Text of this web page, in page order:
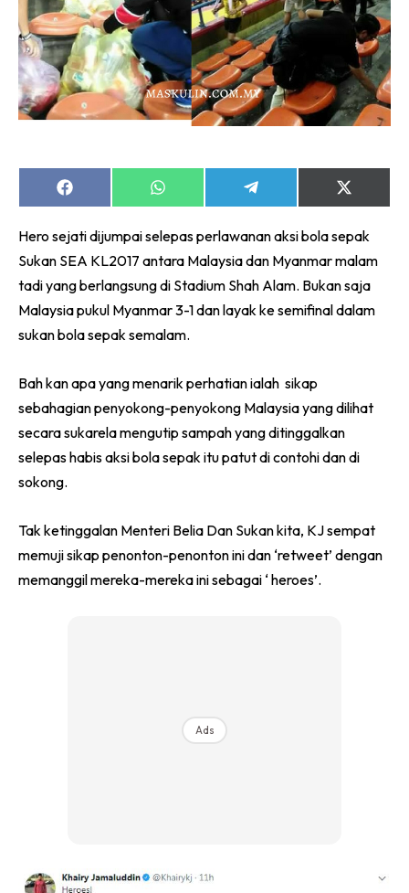
Share
on
Share
on
Share
on
Share
on
(Twitter)
Hero sejati dijumpai selepas perlawanan aksi bola sepak
Sukan SEA KL2017 antara Malaysia dan Myanmar malam
tadi yang berlangsung di Stadium Shah Alam. Bukan saja
Malaysia pukul Myanmar 3-1 dan layak ke semifinal dalam
sukan bola sepak semalam.
Bah kan apa yang menarik perhatian ialah sikap
sebahagian penyokong-penyokong Malaysia yang dilihat
secara sukarela mengutip sampah yang ditinggalkan
selepas habis aksi bola sepak itu patut di contohi dan di
sokong.
Tak ketinggalan Menteri Belia Dan Sukan kita, KJ sempat
memuji sikap penonton-penonton ini dan ‘retweet’ dengan
memanggil mereka-mereka ini sebagai ‘ heroes’.
Ads